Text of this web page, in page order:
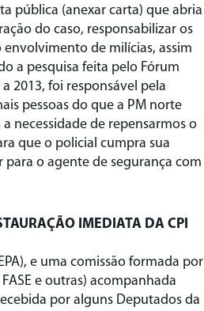
pública (anexar carta) que abria
do caso, responsabilizar os
envolvimento de milícias, assim
a pesquisa feita pelo Fórum
2013, foi responsável pela
pessoas do que a PM norte
necessidade de repensarmos o
que o policial cumpra sua
o agente de segurança com
IMEDIATA DA CPI
e uma comissão formada por
e outras) acompanhada
por alguns Deputados da